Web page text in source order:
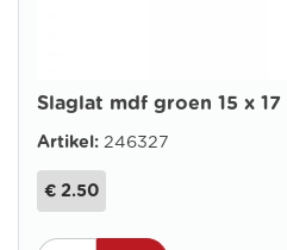
Slaglat mdf groen 15 x 17
Artikel: 246327
€ 2.50